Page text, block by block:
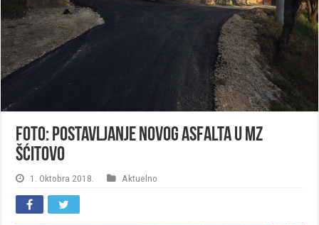
FOTO: Postavljanje novog asfalta u MZ
Šćitovo
1. Oktobra 2018. Aktuelno